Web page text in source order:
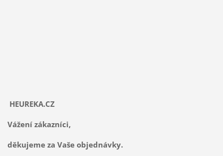
HEUREKA.CZ
Vážení zákazníci,
děkujeme za Vaše objednávky.